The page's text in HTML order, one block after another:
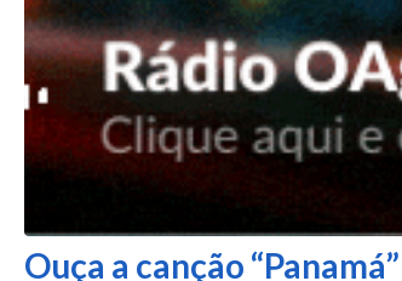
Ouça a canção “Panamá”